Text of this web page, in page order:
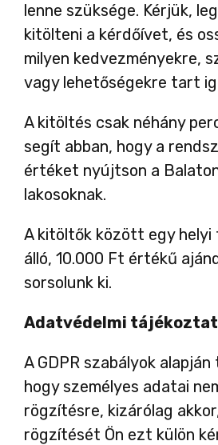
lenne szüksége. Kérjük,
kitölteni a kérdőívet, és
milyen kedvezményekre,
vagy lehetőségekre tart
A kitöltés csak néhány
segít abban, hogy a
értéket nyújtson a
lakosoknak.
A kitöltők között egy helyi
álló, 10.000 Ft értékű
sorsolunk ki.
Adatvédelmi
A GDPR szabályok
hogy személyes adatai
rögzítésre, kizárólag
rögzítését Ön ezt külön